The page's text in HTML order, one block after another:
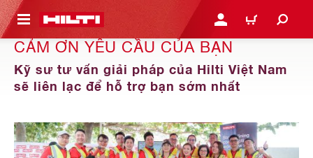
NỘI DUNG CHÍNH ĐĂNG NHẬP HOẶC
GIỎ HÀNG
CẢM ƠN YÊU CẦU CỦA BẠN
Kỹ sư tư vấn giải pháp của Hilti Việt Nam
sẽ liên lạc để hỗ trợ bạn sớm nhất